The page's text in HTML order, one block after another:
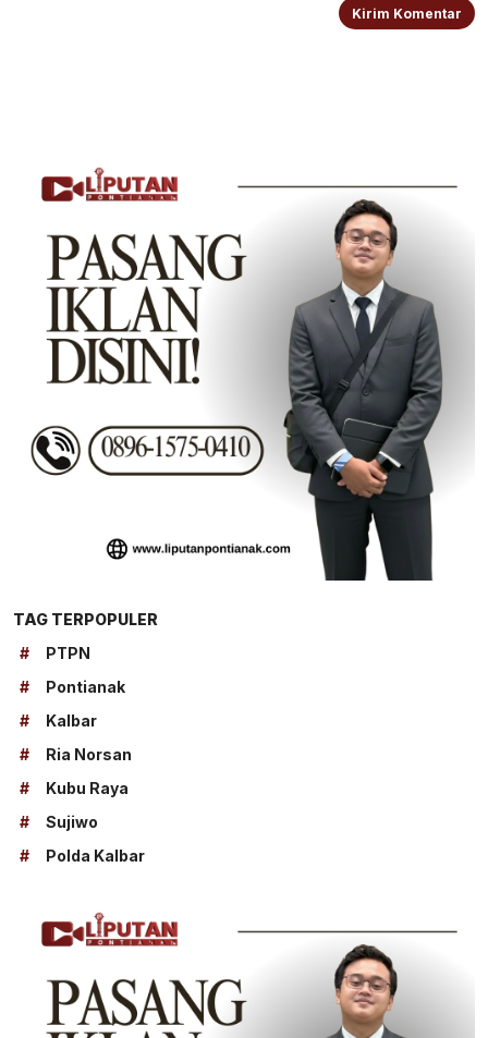
TAG TERPOPULER
#
PTPN
#
Pontianak
#
Kalbar
#
Ria Norsan
#
Kubu Raya
#
Sujiwo
#
Polda Kalbar